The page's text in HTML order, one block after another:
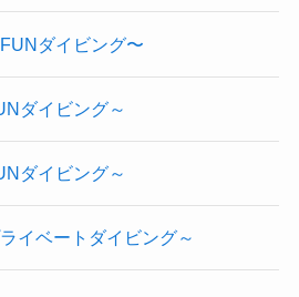
ダイビング〜
ダイビング～
ダイビング～
イベートダイビング～